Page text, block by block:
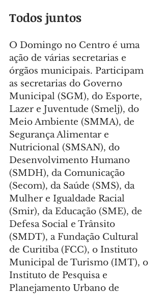
Todos juntos
O Domingo no Centro é uma
ação de várias secretarias e
órgãos municipais. Participam
as secretarias do Governo
Municipal (SGM), do Esporte,
Lazer e Juventude (Smelj), do
Meio Ambiente (SMMA), de
Segurança Alimentar e
Nutricional (SMSAN), do
Desenvolvimento Humano
(SMDH), da Comunicação
(Secom), da Saúde (SMS), da
Mulher e Igualdade Racial
(Smir), da Educação (SME), de
Defesa Social e Trânsito
(SMDT), a Fundação Cultural
de Curitiba (FCC), o Instituto
Municipal de Turismo (IMT), o
Instituto de Pesquisa e
Planejamento Urbano de